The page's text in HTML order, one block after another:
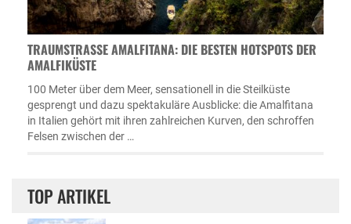
TRAUMSTRASSE AMALFITANA: DIE BESTEN HOTSPOTS DER A
MALFIKÜSTE
100 Meter über dem Meer, sensationell in die Steilküste
gesprengt und dazu spektakuläre Ausblicke: die Amalfitana
in Italien gehört mit ihren zahlreichen Kurven, den schroffen
Felsen zwischen der …
TOP ARTIKEL